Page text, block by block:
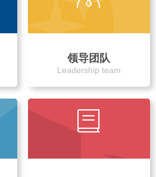
领导团队
Leadership team